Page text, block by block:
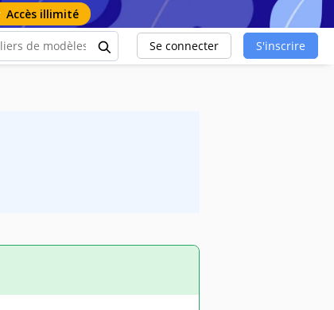
Accès illimité
Se connecter S'inscrire